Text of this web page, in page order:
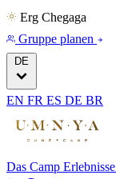
Erg Chegaga
Gruppe planen
DE
EN FR ES DE BR
Das Camp Erlebnisse